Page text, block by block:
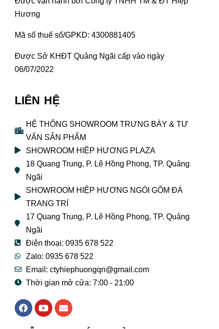
Hương
Mã số thuế số/GPKD: 4300881405
Được Sở KHĐT Quảng Ngãi cấp vào ngày
06/07/2022
LIÊN HỆ
HỆ THỐNG SHOWROOM TRƯNG BÀY & TƯ
VẤN SẢN PHẨM
SHOWROOM HIỆP HƯƠNG PLAZA
18 Quang Trung, P. Lê Hồng Phong, TP. Quảng
Ngãi
SHOWROOM HIỆP HƯƠNG NGÓI GỐM ĐÁ
TRANG TRÍ
17 Quang Trung, P. Lê Hồng Phong, TP. Quảng
Ngãi
Điện thoại: 0935 678 522
Zalo: 0935 678 522
Email: ctyhiephuongqn@gmail.com
Thời gian mở cửa: 7:00 - 21:00
F
a
Y
o
E
n